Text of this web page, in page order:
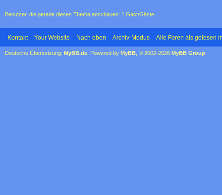
Benutzer, die gerade dieses Thema anschauen: 1 Gast/Gäste
Kontakt Your Website Nach oben Archiv-Modus Alle Foren als gelesen
Deutsche Übersetzung: MyBB.de , Powered by MyBB , © 2002-2026 MyBB Group